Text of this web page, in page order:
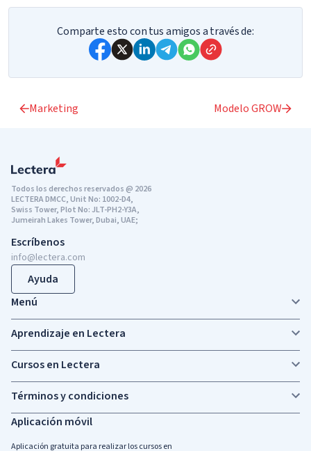
Comparte esto con tus amigos a través de:
Marketing Modelo GROW
Todos los derechos reservados @ 2026
LECTERA DMCC, Unit No: 1002-D4,
Swiss Tower, Plot No: JLT-PH2-Y3A,
Jumeirah Lakes Tower, Dubai, UAE;
Escríbenos
info@lectera.com
Ayuda
Menú
Aprendizaje en Lectera
Cursos en Lectera
Términos y condiciones
Aplicación móvil
Aplicación gratuita para realizar los cursos en